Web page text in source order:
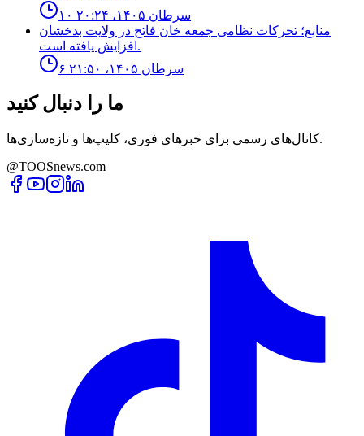
۱۰ سرطان ۱۴۰۵، ۲۰:۲۴
منابع؛ تحركات نظامى جمعه خان فاتح در ولايت بدخشان
افزايش يافته است.
۶ سرطان ۱۴۰۵، ۲۱:۵۰
ما را دنبال کنید
کانال‌های رسمی برای خبرهای فوری، کلیپ‌ها و تازه‌سازی‌ها.
@TOOSnews.com